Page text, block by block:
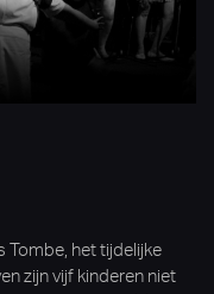
Tombe, het tijdelijke
zijn vijf kinderen niet